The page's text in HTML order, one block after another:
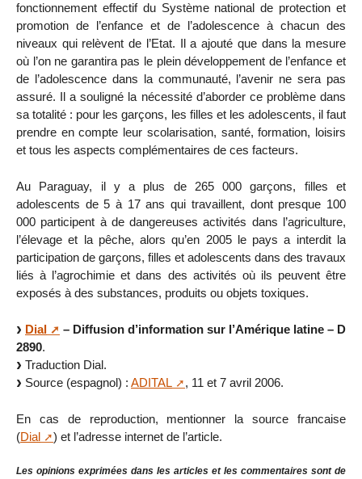
fonctionnement effectif du Système national de protection et
promotion de l’enfance et de l’adolescence à chacun des
niveaux qui relèvent de l’Etat. Il a ajouté que dans la mesure
où l’on ne garantira pas le plein développement de l’enfance et
de l’adolescence dans la communauté, l’avenir ne sera pas
assuré. Il a souligné la nécessité d’aborder ce problème dans
sa totalité : pour les garçons, les filles et les adolescents, il faut
prendre en compte leur scolarisation, santé, formation, loisirs
et tous les aspects complémentaires de ces facteurs.
Au Paraguay, il y a plus de 265 000 garçons, filles et
adolescents de 5 à 17 ans qui travaillent, dont presque 100
000 participent à de dangereuses activités dans l’agriculture,
l’élevage et la pêche, alors qu’en 2005 le pays a interdit la
participation de garçons, filles et adolescents dans des travaux
liés à l’agrochimie et dans des activités où ils peuvent être
exposés à des substances, produits ou objets toxiques.
Dial
– Diffusion d’information sur l’Amérique latine – D
2890.
Traduction Dial.
Source (espagnol) : ADITAL , 11 et 7 avril 2006.
En cas de reproduction, mentionner la source francaise
(Dial ) et l’adresse internet de l’article.
Les opinions exprimées dans les articles et les commentaires sont de